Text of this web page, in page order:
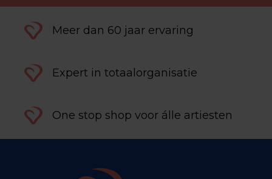
Meer dan 60 jaar ervaring
Expert in totaalorganisatie
One stop shop voor álle artiesten